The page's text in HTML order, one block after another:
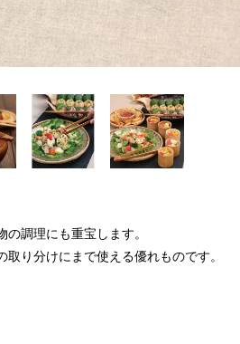
調理にも重宝します。
り分けにまで使える優れものです。